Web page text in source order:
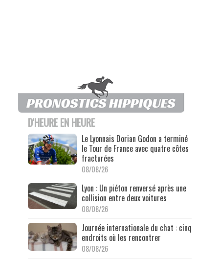
D'HEURE EN HEURE
Le Lyonnais Dorian Godon a terminé
le Tour de France avec quatre côtes
fracturées
08/08/26
Lyon : Un piéton renversé après une
collision entre deux voitures
08/08/26
Journée internationale du chat : cinq
endroits où les rencontrer
08/08/26